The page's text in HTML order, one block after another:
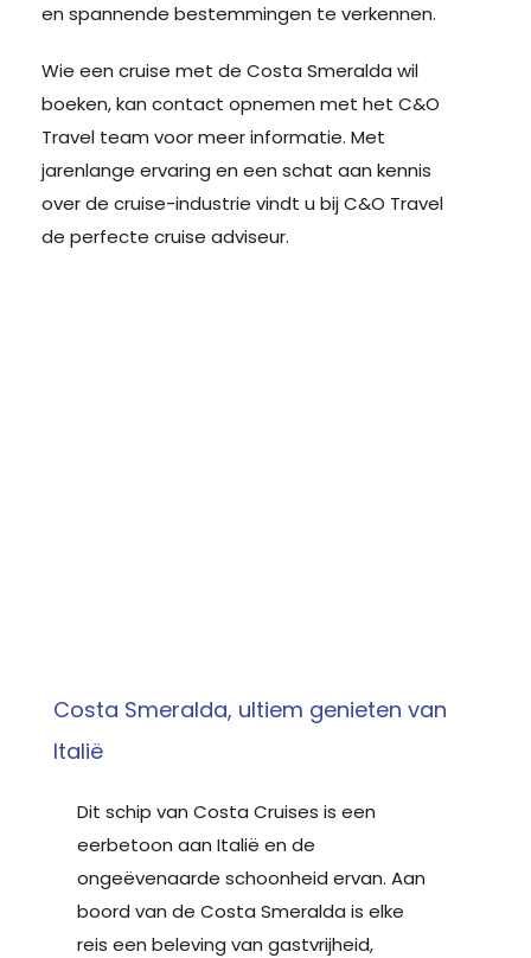
en spannende bestemmingen te verkennen.
Wie een cruise met de Costa Smeralda wil
boeken, kan contact opnemen met het C&O
Travel team voor meer informatie. Met
jarenlange ervaring en een schat aan kennis
over de cruise-industrie vindt u bij C&O Travel
de perfecte cruise adviseur.
Costa Smeralda, ultiem genieten van
Italië
Dit schip van Costa Cruises is een
eerbetoon aan Italië en de
ongeëvenaarde schoonheid ervan. Aan
boord van de Costa Smeralda is elke
reis een beleving van gastvrijheid,